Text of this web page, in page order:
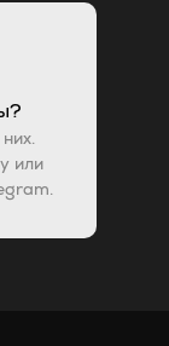
или